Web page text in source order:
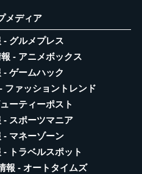
メディア
- グルメプレス
- アニメボックス
- ゲームハック
ファッショントレンド
ーティーポスト
- スポーツマニア
- マネーゾーン
トラベルスポット
報 - オートタイムズ